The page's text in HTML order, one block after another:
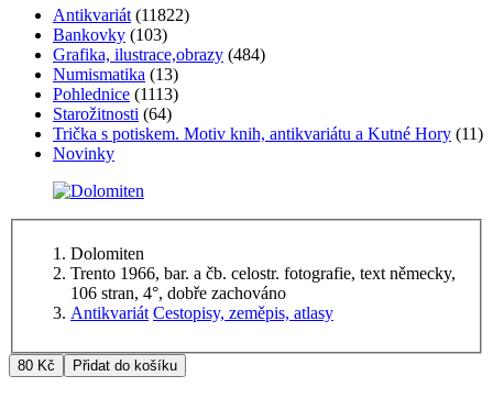
Antikvariát (11822)
Bankovky (103)
Grafika, ilustrace,obrazy (484)
Numismatika (13)
Pohlednice (1113)
Starožitnosti (64)
Trička s potiskem. Motiv knih, antikvariátu a Kutné Hory (11)
Novinky
Dolomiten
Trento 1966, bar. a čb. celostr. fotografie, text německy,
106 stran, 4°, dobře zachováno
Antikvariát Cestopisy, zeměpis, atlasy